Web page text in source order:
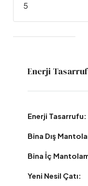
5
Enerji
Enerji Tasarrufu:
Bina Dış
Bina İç
Yeni Nesil Çatı: